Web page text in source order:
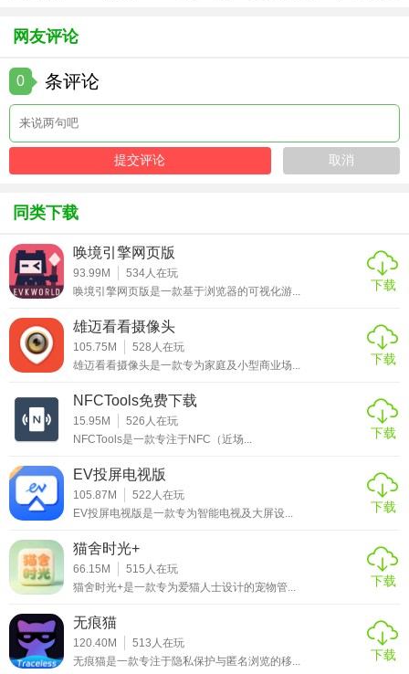
3. 使用编辑器对音频进行剪辑和调整。
4. 在混音台中调整各轨道的音量和效果。
5. 使用效果器为音乐添加所需的效果。
7. 完成作品后，进行导出和分享。
【medly编曲软件推荐】
Medly是一款集成了采样、编辑、混音和效果处理等多功能于
一体的音乐编曲软件，非常适合音乐创作者和DJ使用。其直
观的界面、丰富的功能和高质量的音效库使其成为一款不可
多得的创作工具。无论是初学者还是专业人士，都能在Medly
中找到适合自己的创作空间，并创作出令人印象深刻的音乐
作品。
网友评论
0 条评论
同类下载
唤境引擎网页版
93.99M 534人在玩
唤境引擎网页版是一款基于浏览器的可视化游...
下载
雄迈看看摄像头
105.75M 528 人在玩
雄迈看看摄像头是一款专为家庭及小型商业场...
下载
NFCTools免费下载
15.95M 526 人在玩
NFCTools是一款专注于NFC（近场...
下载
EV投屏电视版
105.87M 522 人在玩
EV投屏电视版是一款专为智能电视及大屏设...
下载
猫舍时光+
66.15M 515 人在玩
猫舍时光+是一款专为爱猫人士设计的宠物管...
下载
无痕猫
120.40M 513 人在玩
无痕猫是一款专注于隐私保护与匿名浏览的移...
下载